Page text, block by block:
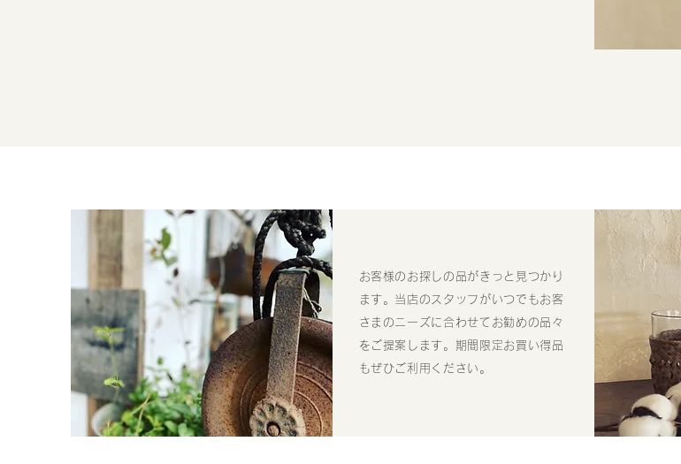
お客様のお探しの品がきっと見つかり
ます。当店のスタッフがいつでもお客
さまのニーズに合わせてお勧めの品々
をご提案します。期間限定お買い得品
もぜひご利用ください。